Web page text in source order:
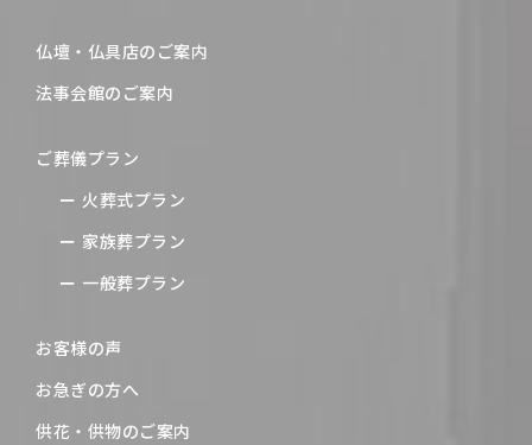
仏壇・仏具店のご案内
法事会館のご案内
ご葬儀プラン
火葬式プラン
家族葬プラン
一般葬プラン
お客様の声
お急ぎの方へ
供花・供物のご案内